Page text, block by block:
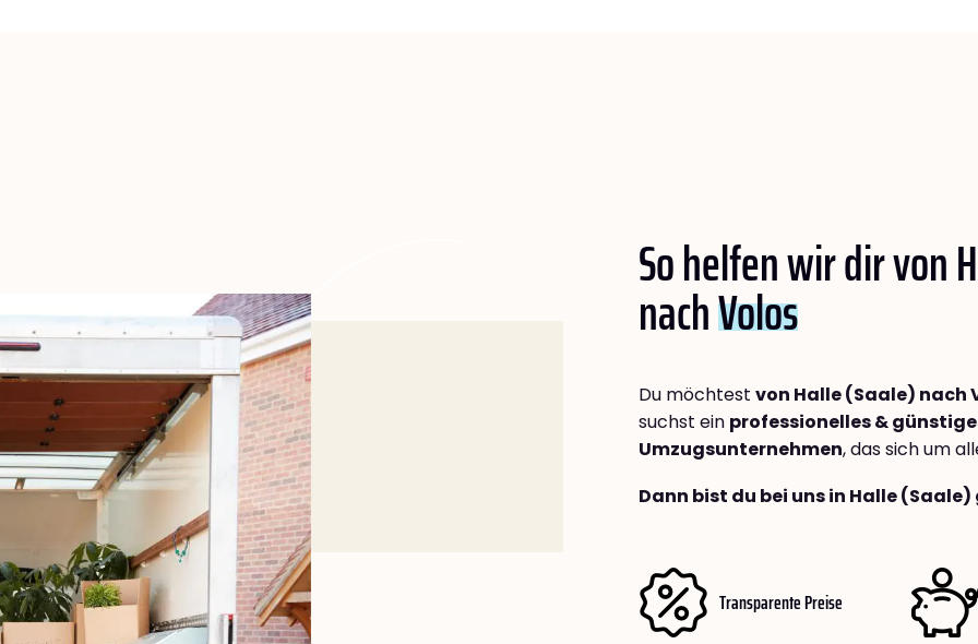
So helfen wir dir von
nachVolos
Du möchtest von Halle (Saale) nach
suchst ein professionelles &
Umzugsunternehmen, das sich um
Dann bist du bei uns in Halle
Transparente Preise